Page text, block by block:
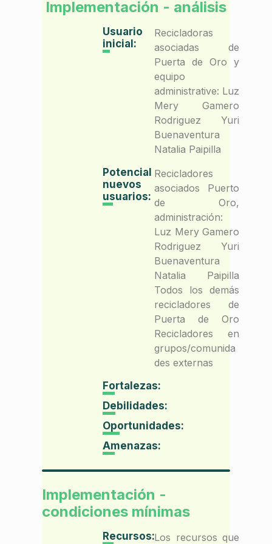
Implementación - análisis
Usuario
inicial:
Recicladoras
asociadas de
Puerta de Oro y
equipo
administrative: Luz
Mery Gamero
Rodriguez Yuri
Buenaventura
Natalia Paipilla
Potencial
nuevos
usuarios:
Recicladores
asociados Puerto
de Oro,
administración:
Luz Mery Gamero
Rodriguez Yuri
Buenaventura
Natalia Paipilla
Todos los demás
recicladores de
Puerta de Oro
Recicladores en
grupos/comunida
des externas
Fortalezas:
Debilidades:
Oportunidades:
Amenazas:
Implementación -
condiciones mínimas
Recursos:Los recursos que